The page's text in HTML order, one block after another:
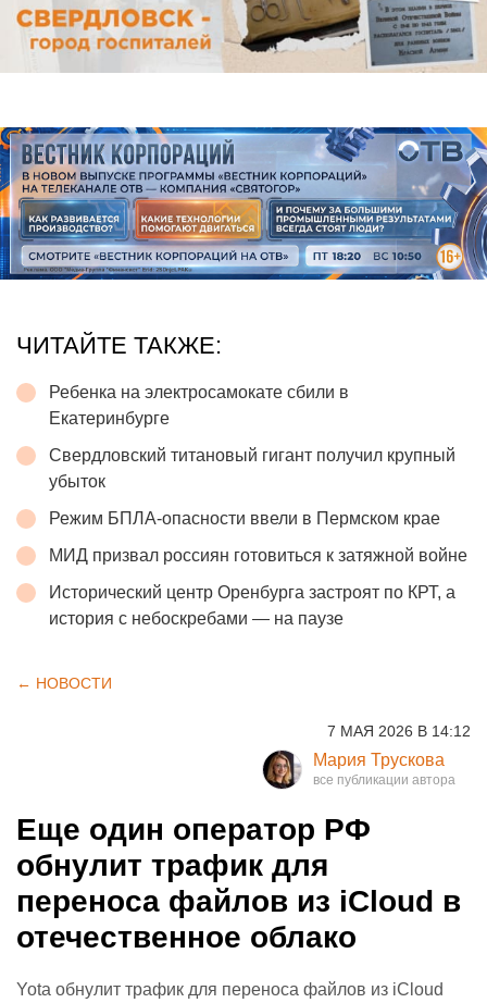
ЧИТАЙТЕ ТАКЖЕ:
Ребенка на электросамокате сбили в
Екатеринбурге
Свердловский титановый гигант получил крупный
убыток
Режим БПЛА-опасности ввели в Пермском крае
МИД призвал россиян готовиться к затяжной войне
Исторический центр Оренбурга застроят по КРТ, а
история с небоскребами — на паузе
← НОВОСТИ
7 МАЯ 2026 В 14:12
Мария Трускова
Еще один оператор РФ
обнулит трафик для
переноса файлов из iCloud в
отечественное облако
Yota обнулит трафик для переноса файлов из iCloud